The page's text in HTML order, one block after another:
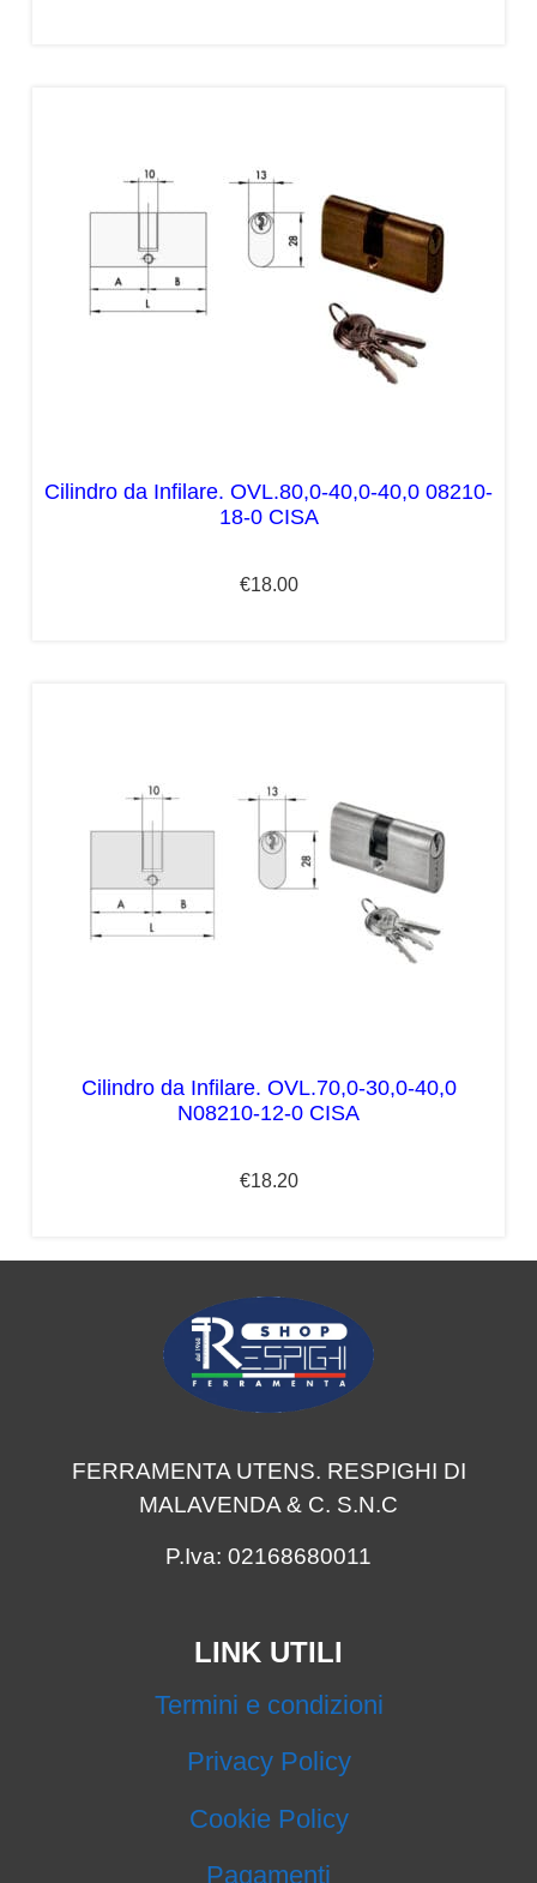
Cilindro da Infilare. OVL.80,0-40,0-40,0 08210-
18-0 CISA
€18.00
Cilindro da Infilare. OVL.70,0-30,0-40,0
N08210-12-0 CISA
€18.20
FERRAMENTA UTENS. RESPIGHI DI
MALAVENDA & C. S.N.C
P.Iva: 02168680011
LINK UTILI
Termini e condizioni
Privacy Policy
Cookie Policy
Pagamenti